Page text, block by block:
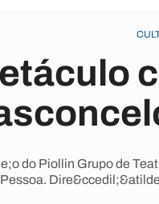
do Piollin Grupo de